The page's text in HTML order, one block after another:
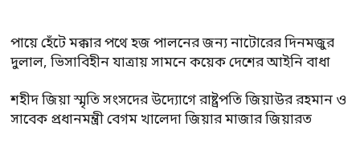
পায়ে হেঁটে মক্কার পথে হজ পালনের জন্য নাটোরের দিনমজুর
দুলাল, ভিসাবিহীন যাত্রায় সামনে কয়েক দেশের আইনি বাধা
শহীদ জিয়া স্মৃতি সংসদের উদ্যোগে রাষ্ট্রপতি জিয়াউর রহমান ও
সাবেক প্রধানমন্ত্রী বেগম খালেদা জিয়ার মাজার জিয়ারত